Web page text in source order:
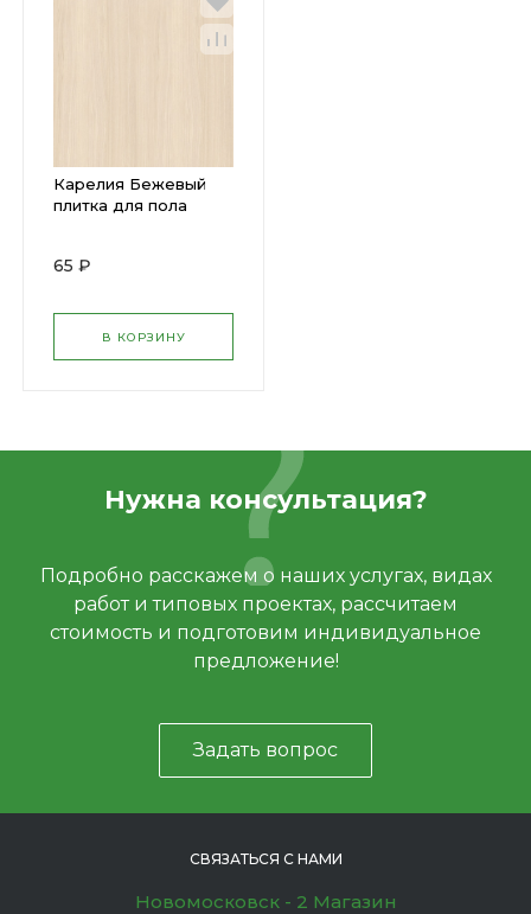
Карелия Бежевый
плитка для пола
65 ₽
В КОРЗИНУ
Нужна консультация?
Подробно расскажем о наших услугах, видах
работ и типовых проектах, рассчитаем
стоимость и подготовим индивидуальное
предложение!
Задать вопрос
СВЯЗАТЬСЯ С НАМИ
Новомосковск - 2 Магазин